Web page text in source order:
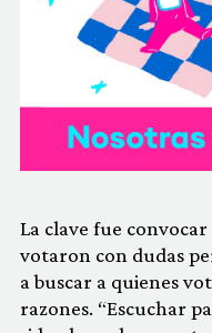
La clave fue
votaron con dudas
a buscar a quienes
razones. “Escuchar